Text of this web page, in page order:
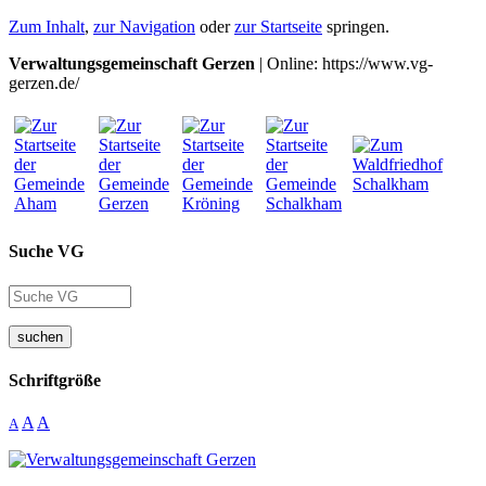
Zum Inhalt, zur Navigation oderzur Startseite springen.
Verwaltungsgemeinschaft Gerzen | Online: https://www.vg-
gerzen.de/
Suche VG
suchen
Schriftgröße
A A A